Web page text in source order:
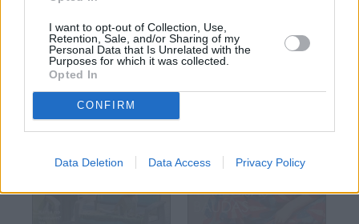
I want to opt-out of Collection, Use,
Retention, Sale, and/or Sharing of my
Personal Data that Is Unrelated with the
Purposes for which it was collected.
Opted In
CONFIRM
Data Deletion Data Access Privacy Policy
Nr. 8
Šķirstīt | Iegādāties
Nr. 7
Šķirstīt | Iegādāties